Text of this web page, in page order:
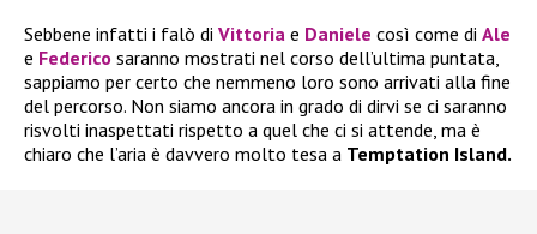
Sebbene infatti i falò di Vittoria e Daniele così come di Ale
e Federico saranno mostrati nel corso dell’ultima puntata,
sappiamo per certo che nemmeno loro sono arrivati alla fine
del percorso. Non siamo ancora in grado di dirvi se ci saranno
risvolti inaspettati rispetto a quel che ci si attende, ma è
chiaro che l’aria è davvero molto tesa a Temptation Island.